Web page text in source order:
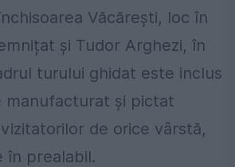
Văcărești, loc în
și Tudor Arghezi, în
turului ghidat este inclus
manufacturat și pictat
de orice vârstă,
în prealabil.